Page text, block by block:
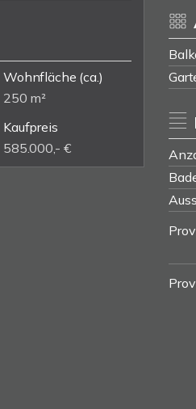
Wohnfläche (ca.)
250 m²
Kaufpreis
585.000,- €